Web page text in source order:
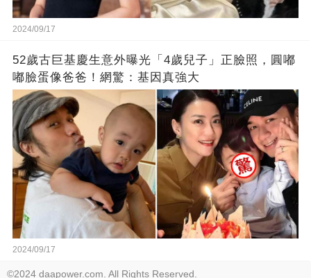
2024/09/17
52歲古巨基慶生意外曝光「4歲兒子」正臉照，圓嘟
嘟臉蛋像爸爸！網驚：基因真強大
2024/09/17
©2024 daapower.com. All Rights Reserved.